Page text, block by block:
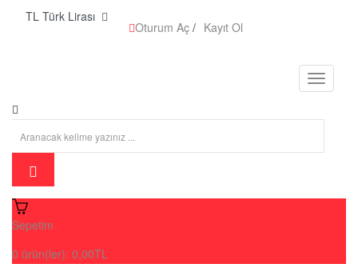
Oturum Aç / Kayıt Ol
Sepetim
0 ürün(ler): 0,00TL